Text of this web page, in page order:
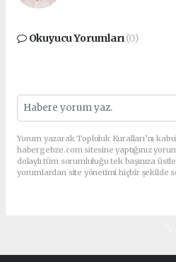
Okuyucu Yorumları(0)
Yorum yazarak Topluluk Kuralları’nı
habergebze.com sitesine yaptığınız
dolaylı tüm sorumluluğu tek başınıza
yorumlardan site yönetimi hiçbir şekilde